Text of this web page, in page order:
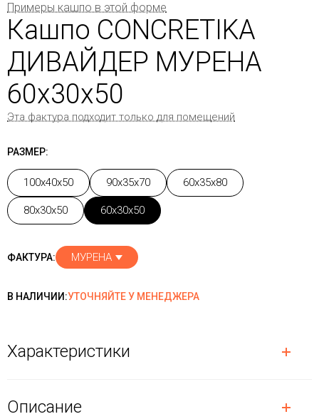
Примеры кашпо в этой форме
Кашпо CONCRETIKA
ДИВАЙДЕР МУРЕНА
60x30x50
Эта фактура подходит только для помещений
РАЗМЕР:
100x40x50 90x35x70 60x35x80
80x30x50 60x30x50
ФАКТУРА: МУРЕНА
В НАЛИЧИИ:УТОЧНЯЙТЕ У МЕНЕДЖЕРА
Характеристики
Описание